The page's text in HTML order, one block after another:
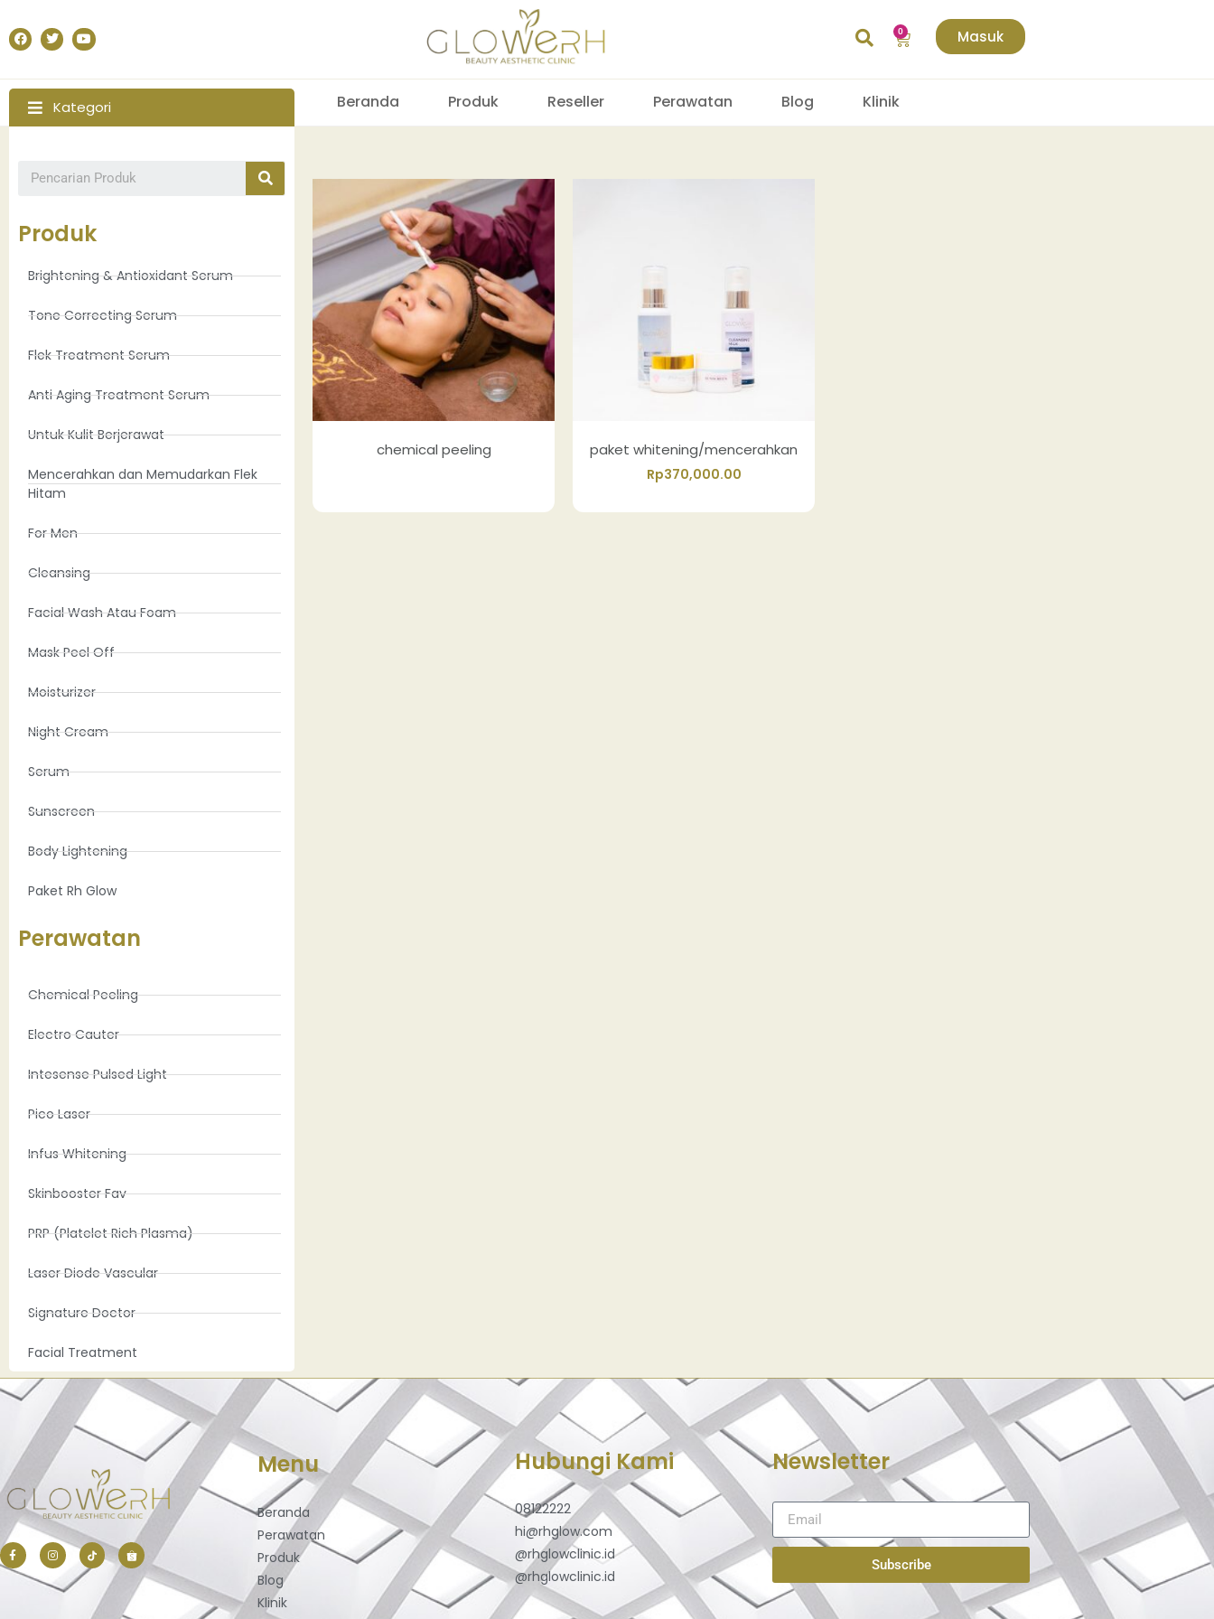
Masuk
Kategori Beranda Produk Reseller Perawatan Blog Klinik
Produk
Brightening & Antioxidant Serum
Tone Correcting Serum
Flek Treatment Serum
Anti Aging Treatment Serum
Untuk Kulit Berjerawat
Mencerahkan dan Memudarkan Flek
Hitam
For Men
Cleansing
Facial Wash Atau Foam
Mask Peel Off
Moisturizer
Night Cream
Serum
Sunscreen
Body Lightening
Paket Rh Glow
Perawatan
Chemical Peeling
Electro Cauter
Intesense Pulsed Light
Pico Laser
Infus Whitening
Skinbooster Fav
PRP (Platelet Rich Plasma)
Laser Diode Vascular
Signature Doctor
Facial Treatment
chemical peeling paket whitening/mencerahkan
Rp370,000.00
Menu
Beranda
Perawatan
Produk
Blog
Klinik
Hubungi Kami
08122222
hi@rhglow.com
@rhglowclinic.id
@rhglowclinic.id
Newsletter
Subscribe